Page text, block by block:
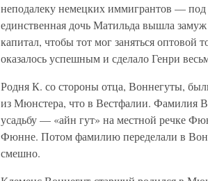
неподалеку немецких иммигрантов — под
единственная дочь Матильда вышла
капитал, чтобы тот мог заняться
оказалось успешным и сделало Генри
Родня К. со стороны отца, Воннегуты,
из Мюнстера, что в Вестфалии. Фамилия
усадьбу — «айн гут» на местной речке
Фюнне. Потом фамилию переделали в
смешно.